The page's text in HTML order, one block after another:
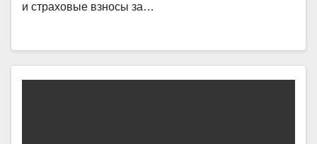
и страховые взносы за…